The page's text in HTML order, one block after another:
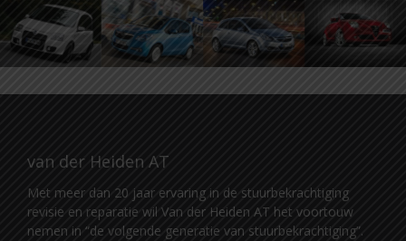
van der Heiden AT
Met meer dan 20 jaar ervaring in de stuurbekrachtiging
revisie en reparatie wil Van der Heiden AT het voortouw
nemen in “de volgende generatie van stuurbekrachtiging”.